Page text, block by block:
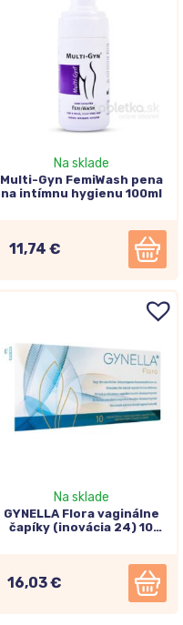
Na sklade
Multi-Gyn FemiWash pena
na intímnu hygienu 100ml
11,74 €
Na sklade
GYNELLA Flora vaginálne
čapíky (inovácia 24) 10
16,03 €